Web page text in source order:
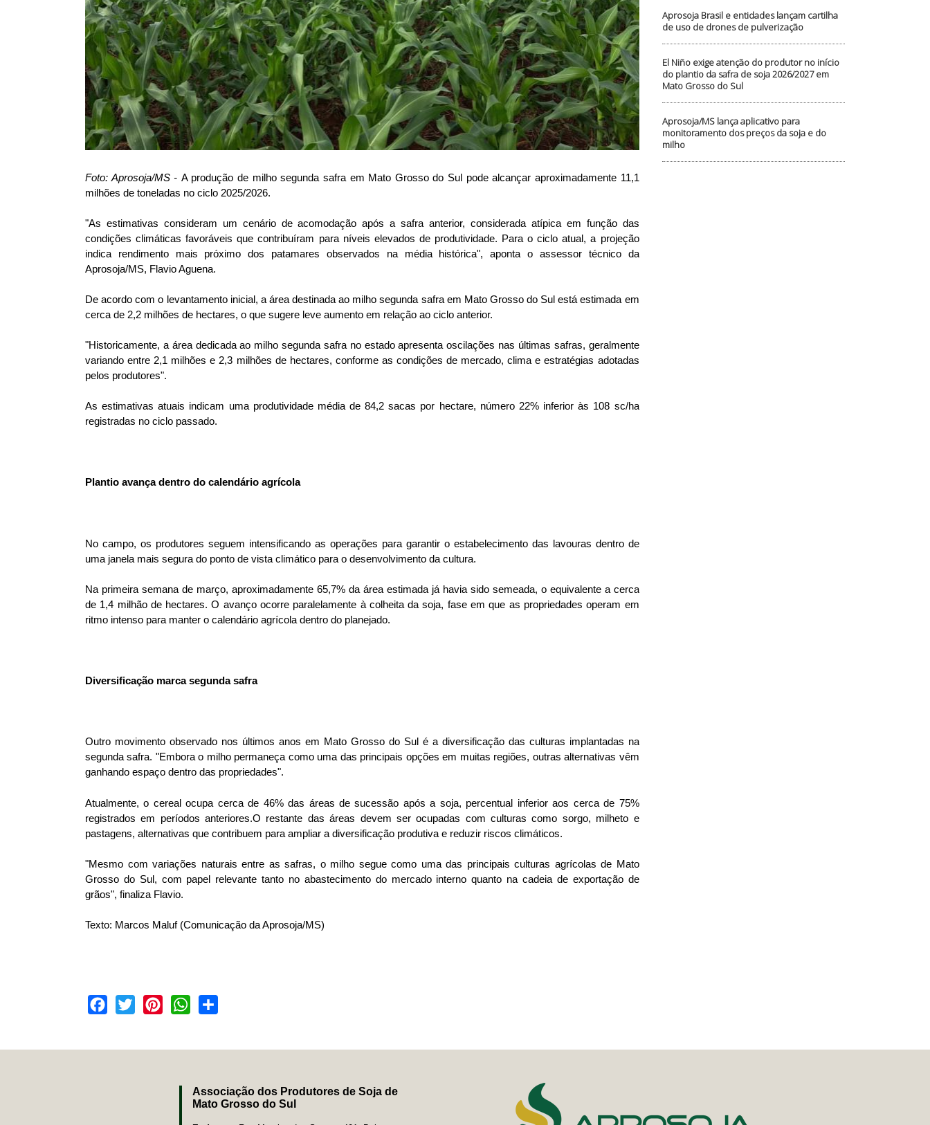
Aprosoja Brasil e entidades lançam cartilha
de uso de drones de pulverização
El Niño exige atenção do produtor no início
do plantio da safra de soja 2026/2027 em
Mato Grosso do Sul
Aprosoja/MS lança aplicativo para
monitoramento dos preços da soja e do
milho
Foto: Aprosoja/MS - A produção de milho segunda safra em Mato Grosso do Sul pode alcançar aproximadamente 11,1
milhões de toneladas no ciclo 2025/2026.
"As estimativas consideram um cenário de acomodação após a safra anterior, considerada atípica em função das
condições climáticas favoráveis que contribuíram para níveis elevados de produtividade. Para o ciclo atual, a projeção
indica rendimento mais próximo dos patamares observados na média histórica", aponta o assessor técnico da
Aprosoja/MS, Flavio Aguena.
De acordo com o levantamento inicial, a área destinada ao milho segunda safra em Mato Grosso do Sul está estimada em
cerca de 2,2 milhões de hectares, o que sugere leve aumento em relação ao ciclo anterior.
"Historicamente, a área dedicada ao milho segunda safra no estado apresenta oscilações nas últimas safras, geralmente
variando entre 2,1 milhões e 2,3 milhões de hectares, conforme as condições de mercado, clima e estratégias adotadas
pelos produtores".
As estimativas atuais indicam uma produtividade média de 84,2 sacas por hectare, número 22% inferior às 108 sc/ha
registradas no ciclo passado.
Plantio avança dentro do calendário agrícola
No campo, os produtores seguem intensificando as operações para garantir o estabelecimento das lavouras dentro de
uma janela mais segura do ponto de vista climático para o desenvolvimento da cultura.
Na primeira semana de março, aproximadamente 65,7% da área estimada já havia sido semeada, o equivalente a cerca
de 1,4 milhão de hectares. O avanço ocorre paralelamente à colheita da soja, fase em que as propriedades operam em
ritmo intenso para manter o calendário agrícola dentro do planejado.
Diversificação marca segunda safra
Outro movimento observado nos últimos anos em Mato Grosso do Sul é a diversificação das culturas implantadas na
segunda safra. "Embora o milho permaneça como uma das principais opções em muitas regiões, outras alternativas vêm
ganhando espaço dentro das propriedades".
Atualmente, o cereal ocupa cerca de 46% das áreas de sucessão após a soja, percentual inferior aos cerca de 75%
registrados em períodos anteriores.O restante das áreas devem ser ocupadas com culturas como sorgo, milheto e
pastagens, alternativas que contribuem para ampliar a diversificação produtiva e reduzir riscos climáticos.
"Mesmo com variações naturais entre as safras, o milho segue como uma das principais culturas agrícolas de Mato
Grosso do Sul, com papel relevante tanto no abastecimento do mercado interno quanto na cadeia de exportação de
grãos", finaliza Flavio.
Texto: Marcos Maluf (Comunicação da Aprosoja/MS)
Facebook
Twitter PinterestWhatsApp
Associação dos Produtores de Soja de
Mato Grosso do Sul